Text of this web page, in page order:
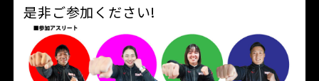
是非ご参加ください!